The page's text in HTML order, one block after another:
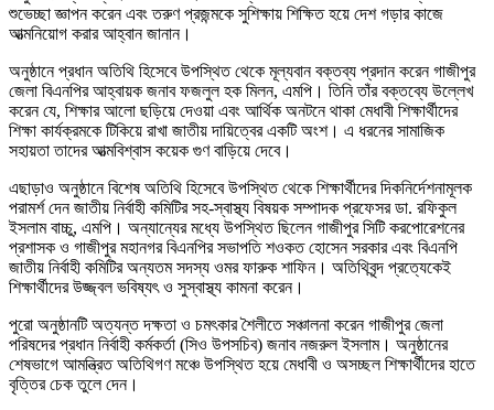
শুভেচ্ছা জ্ঞাপন করেন এবং তরুণ প্রজন্মকে সুশিক্ষায় শিক্ষিত হয়ে দেশ গড়ার কাজে
আত্মনিয়োগ করার আহ্বান জানান।
অনুষ্ঠানে প্রধান অতিথি হিসেবে উপস্থিত থেকে মূল্যবান বক্তব্য প্রদান করেন গাজীপুর
জেলা বিএনপির আহ্বায়ক জনাব ফজলুল হক মিলন, এমপি। তিনি তাঁর বক্তব্যে উল্লেখ
করেন যে, শিক্ষার আলো ছড়িয়ে দেওয়া এবং আর্থিক অনটনে থাকা মেধাবী শিক্ষার্থীদের
শিক্ষা কার্যক্রমকে টিকিয়ে রাখা জাতীয় দায়িত্বের একটি অংশ। এ ধরনের সামাজিক
সহায়তা তাদের আত্মবিশ্বাস কয়েক গুণ বাড়িয়ে দেবে।
এছাড়াও অনুষ্ঠানে বিশেষ অতিথি হিসেবে উপস্থিত থেকে শিক্ষার্থীদের দিকনির্দেশনামূলক
পরামর্শ দেন জাতীয় নির্বাহী কমিটির সহ-স্বাস্থ্য বিষয়ক সম্পাদক প্রফেসর ডা. রফিকুল
ইসলাম বাচ্চু, এমপি। অন্যান্যের মধ্যে উপস্থিত ছিলেন গাজীপুর সিটি করপোরেশনের
প্রশাসক ও গাজীপুর মহানগর বিএনপির সভাপতি শওকত হোসেন সরকার এবং বিএনপি
জাতীয় নির্বাহী কমিটির অন্যতম সদস্য ওমর ফারুক শাফিন। অতিথিবৃন্দ প্রত্যেকেই
শিক্ষার্থীদের উজ্জ্বল ভবিষ্যৎ ও সুস্বাস্থ্য কামনা করেন।
পুরো অনুষ্ঠানটি অত্যন্ত দক্ষতা ও চমৎকার শৈলীতে সঞ্চালনা করেন গাজীপুর জেলা
পরিষদের প্রধান নির্বাহী কর্মকর্তা (সিও উপসচিব) জনাব নজরুল ইসলাম। অনুষ্ঠানের
শেষভাগে আমন্ত্রিত অতিথিগণ মঞ্চে উপস্থিত হয়ে মেধাবী ও অসচ্ছল শিক্ষার্থীদের হাতে
বৃত্তির চেক তুলে দেন।